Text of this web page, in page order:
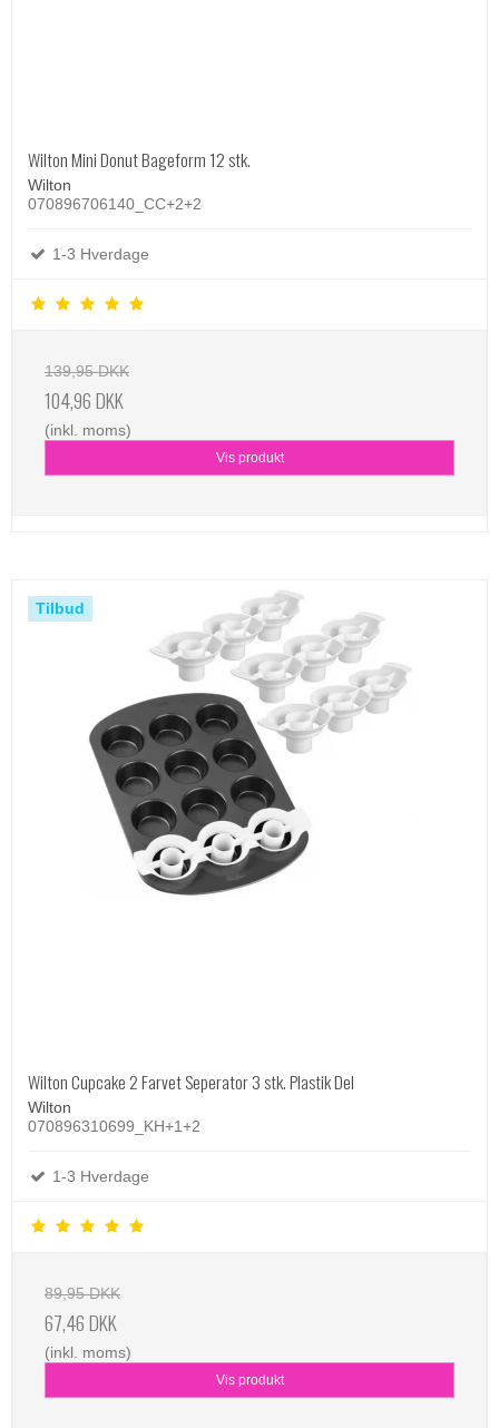
Wilton Mini Donut Bageform 12 stk.
Wilton
070896706140_CC+2+2
1-3 Hverdage
139,95 DKK
104,96 DKK
(inkl. moms)
Vis produkt
Tilbud
Wilton Cupcake 2 Farvet Seperator 3 stk. Plastik Del
Wilton
070896310699_KH+1+2
1-3 Hverdage
89,95 DKK
67,46 DKK
(inkl. moms)
Vis produkt